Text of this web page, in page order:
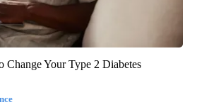
Change Your Type 2 Diabetes